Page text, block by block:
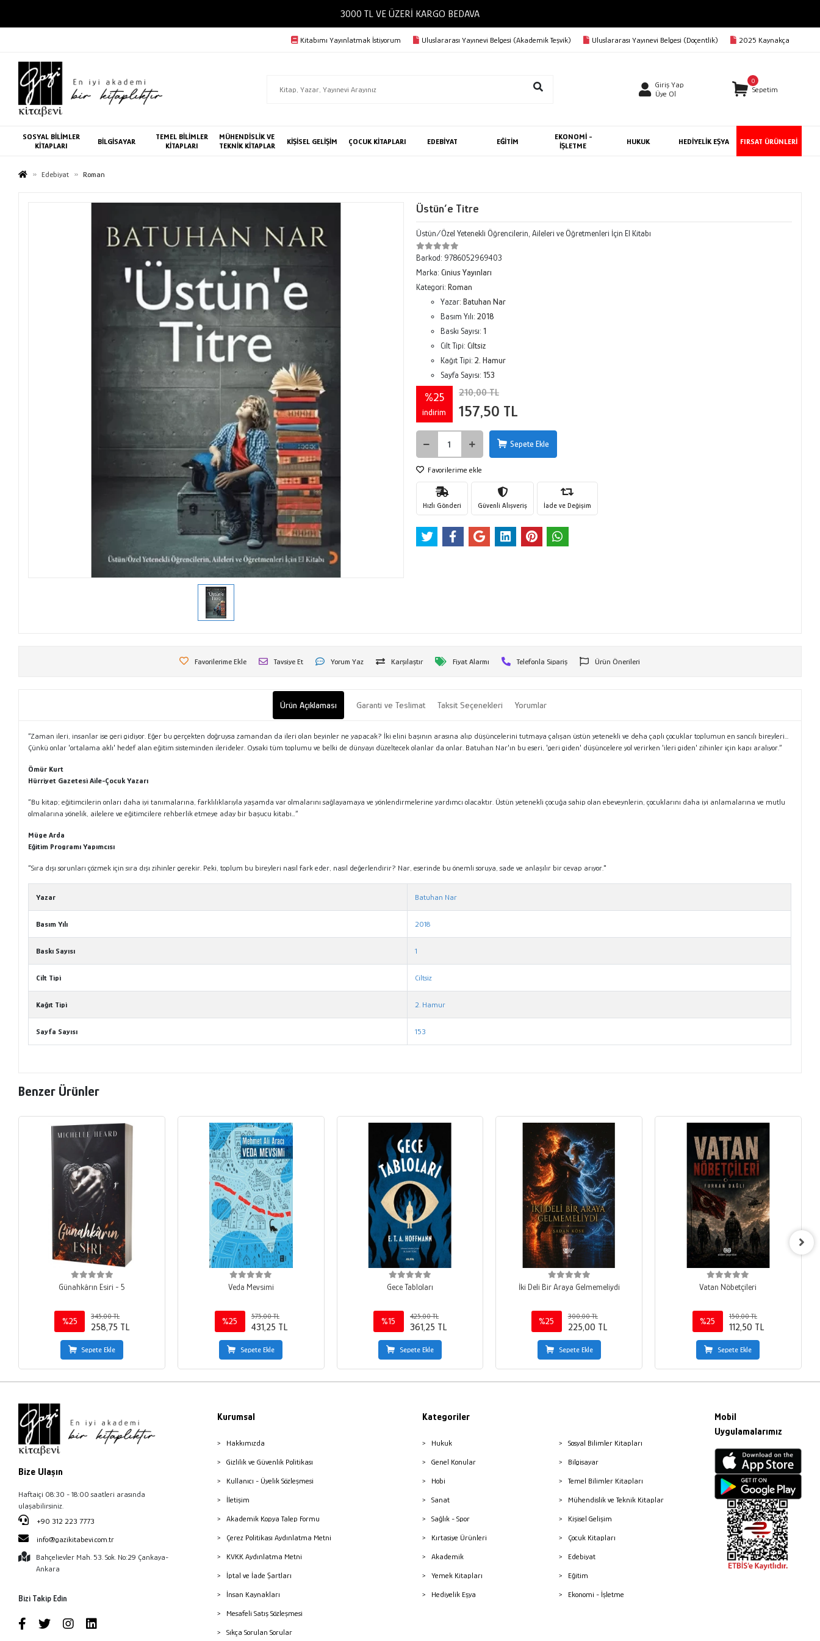
3000 TL VE ÜZERİ KARGO BEDAVA
Kitabımı Yayınlatmak İstiyorum Uluslararası Yayınevi Belgesi (Akademik Teşvik) Uluslararası Yayınevi Belgesi (Doçentlik) 2025 Kaynakça
Giriş Yap
Üye Ol
0
Sepetim
SOSYAL BİLİMLER
KİTAPLARI
BİLGİSAYAR
TEMEL BİLİMLER
KİTAPLARI
MÜHENDİSLİK VE
TEKNİK KİTAPLAR
KİŞİSEL GELİŞİM ÇOCUK KİTAPLARI EDEBİYAT EĞİTİM
EKONOMİ -
İŞLETME
HUKUK HEDİYELİK EŞYA FIRSAT ÜRÜNLERİ
Edebiyat Roman
Üstün’e Titre
Üstün/Özel Yetenekli Öğrencilerin, Aileleri ve Öğretmenleri İçin El Kitabı
Barkod: 9786052969403
Marka: Cinius Yayınları
Kategori: Roman
Yazar: Batuhan Nar
Basım Yılı: 2018
Baskı Sayısı: 1
Cilt Tipi: Ciltsiz
Kağıt Tipi: 2. Hamur
Sayfa Sayısı: 153
%25
indirim
210,00 TL
157,50 TL
Sepete Ekle
Favorilerime ekle
Hızlı Gönderi Güvenli Alışveriş İade ve Değişim
Favorilerime Ekle Tavsiye Et Yorum Yaz Karşılaştır Fiyat Alarmı Telefonla Sipariş Ürün Önerileri
Ürün Açıklaması Garanti ve Teslimat Taksit Seçenekleri Yorumlar
“Zaman ileri, insanlar ise geri gidiyor. Eğer bu gerçekten doğruysa zamandan da ileri olan beyinler ne yapacak? İki elini başının arasına alıp düşüncelerini tutmaya çalışan üstün yetenekli ve deha çaplı çocuklar toplumun en sancılı bireyleri...
Çünkü onlar 'ortalama aklı' hedef alan eğitim sisteminden ilerideler. Oysaki tüm toplumu ve belki de dünyayı düzeltecek olanlar da onlar. Batuhan Nar'ın bu eseri, 'geri giden' düşüncelere yol verirken 'ileri giden' zihinler için kapı aralıyor.”
Ömür Kurt
Hürriyet Gazetesi Aile-Çocuk Yazarı
“Bu kitap; eğitimcilerin onları daha iyi tanımalarına, farklılıklarıyla yaşamda var olmalarını sağlayamaya ve yönlendirmelerine yardımcı olacaktır. Üstün yetenekli çocuğa sahip olan ebeveynlerin, çocuklarını daha iyi anlamalarına ve mutlu
olmalarına yönelik, ailelere ve eğitimcilere rehberlik etmeye aday bir başucu kitabı…”
Müge Arda
Eğitim Programı Yapımcısı
“Sıra dışı sorunları çözmek için sıra dışı zihinler gerekir. Peki, toplum bu bireyleri nasıl fark eder, nasıl değerlendirir? Nar, eserinde bu önemli soruya, sade ve anlaşılır bir cevap arıyor."
Yazar Batuhan Nar
Basım Yılı 2018
Baskı Sayısı 1
Cilt Tipi Ciltsiz
Kağıt Tipi 2. Hamur
Sayfa Sayısı 153
Benzer Ürünler
Günahkârın Esiri - 5
%25
345,00 TL
258,75 TL
Sepete Ekle
Veda Mevsimi
%25
575,00 TL
431,25 TL
Sepete Ekle
Gece Tabloları
%15
425,00 TL
361,25 TL
Sepete Ekle
İki Deli Bir Araya Gelmemeliydi
%25
300,00 TL
225,00 TL
Sepete Ekle
Vatan Nöbetçileri
%25
150,00 TL
112,50 TL
Sepete Ekle
Bize Ulaşın
Haftaiçi 08:30 - 18:00 saatleri arasında
ulaşabilirsiniz.
+90 312 223 7773
info@gazikitabevi.com.tr
Bahçelievler Mah. 53. Sok. No:29 Çankaya-
Ankara
Bizi Takip Edin
Kurumsal
Hakkımızda
Gizlilik ve Güvenlik Politikası
Kullanıcı - Üyelik Sözleşmesi
İletişim
Akademik Kopya Talep Formu
Çerez Politikası Aydınlatma Metni
KVKK Aydınlatma Metni
İptal ve İade Şartları
İnsan Kaynakları
Mesafeli Satış Sözleşmesi
Sıkça Sorulan Sorular
Kategoriler
Hukuk
Genel Konular
Hobi
Sanat
Sağlık - Spor
Kırtasiye Ürünleri
Akademik
Yemek Kitapları
Hediyelik Eşya
Sosyal Bilimler Kitapları
Bilgisayar
Temel Bilimler Kitapları
Mühendislik ve Teknik Kitaplar
Kişisel Gelişim
Çocuk Kitapları
Edebiyat
Eğitim
Ekonomi - İşletme
Mobil
Uygulamalarımız